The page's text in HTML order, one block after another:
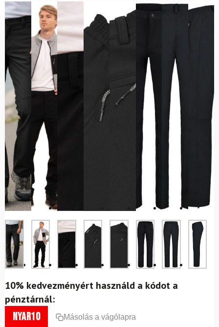
10% kedvezményért használd a kódot a
pénztárnál:
nyar10 Másolás a vágólapra